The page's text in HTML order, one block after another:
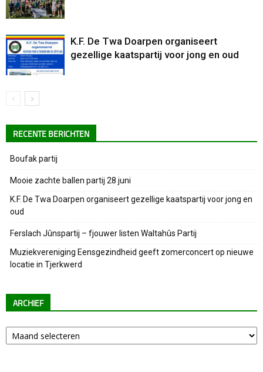
K.F. De Twa Doarpen organiseert
gezellige kaatspartij voor jong en oud
RECENTE BERICHTEN
Boufak partij
Mooie zachte ballen partij 28 juni
K.F. De Twa Doarpen organiseert gezellige kaatspartij voor jong en
oud
Ferslach Jûnspartij – fjouwer listen Waltahûs Partij
Muziekvereniging Eensgezindheid geeft zomerconcert op nieuwe
locatie in Tjerkwerd
ARCHIEF
Archief